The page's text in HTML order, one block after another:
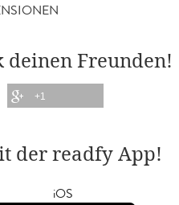
deinen Freunden!
+1
der readfy App!
iOS